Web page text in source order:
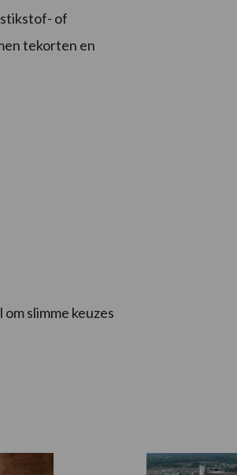
of
tekorten en
slimme keuzes